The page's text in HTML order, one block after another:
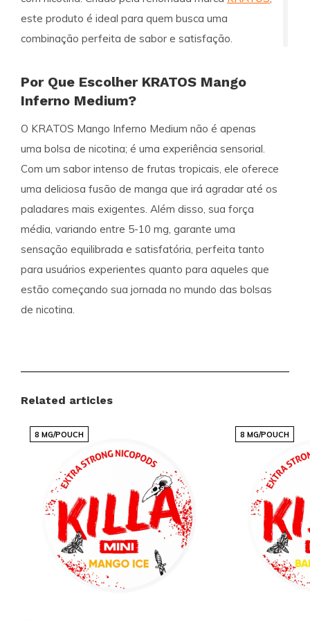
este produto é ideal para quem busca uma
combinação perfeita de sabor e satisfação.
Por Que Escolher KRATOS Mango
Inferno Medium?
O KRATOS Mango Inferno Medium não é apenas
uma bolsa de nicotina; é uma experiência sensorial.
Com um sabor intenso de frutas tropicais, ele oferece
uma deliciosa fusão de manga que irá agradar até os
paladares mais exigentes. Além disso, sua força
média, variando entre 5-10 mg, garante uma
sensação equilibrada e satisfatória, perfeita tanto
para usuários experientes quanto para aqueles que
estão começando sua jornada no mundo das bolsas
de nicotina.
Categoria:Bolsas de Nicotina
Sabor:Frutas, Frutas Tropicais
Tamanho:Slim
Qualidade e Autenticidade
Garantidas
Na Snussie.com, garantimos a autenticidade e
qualidade de todos os nossos produtos. O KRATOS
Mango Inferno Medium é rigorosamente testado
Related articles
8 MG/POUCH 8 MG/POUCH